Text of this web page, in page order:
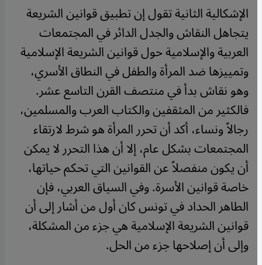
​​الإشكالية الثانية تقول إن تطبيق قوانين الشريعة
يتجاهل النقاش والجدل الدائر في المجتمعات
العربية والإسلامية حول قوانين الشريعة الإسلامية
وتمييزها ضد المرأة والطفل في النطاق الأسري،
وهو نقاش بدأ في منتصف القرن التاسع عشر.
فالكثير من المثقفين والكتاب العرب والمسلمين،
رجالاً ونساء، أكد أن تحرر المرأة هو شرط لارتقاء
المجتمعات بشكل عام، إلا أن هذا التحرر لا يمكن
أن يكون منفصلاً عن القوانين التي تحكم حياتها،
خاصة قوانين الأسرة. وفي السياق العربي، فإن
الطاهر الحداد في تونس كان أول من أشار إلى أن
قوانين الشريعة الإسلامية هي جزء من المشكلة،
وإلى أن إصلاحها جزء من الحل.